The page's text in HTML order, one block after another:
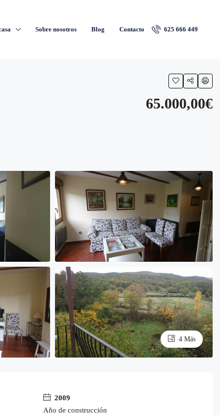
Sobre nosotros Blog Contacto 625 666 449
65.000,00€
4 Más
2009
Año de construcción